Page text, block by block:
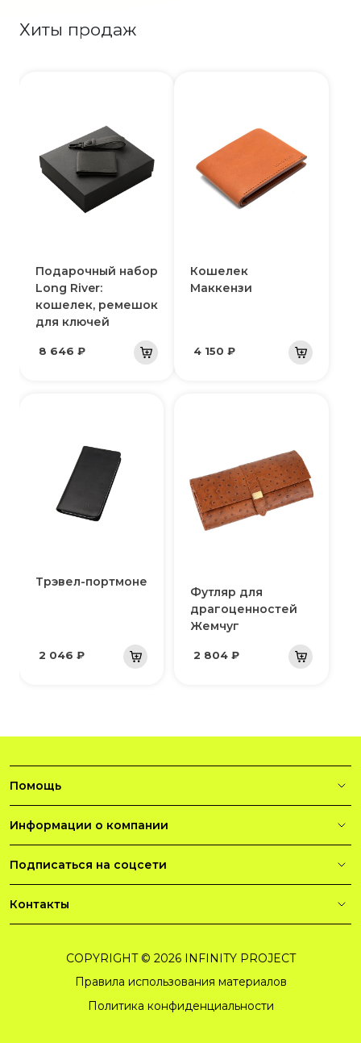
Хиты продаж
Подарочный набор
Long River:
кошелек, ремешок
для ключей
8 646 ₽
Кошелек
Маккензи
4 150 ₽
Трэвел-портмоне
2 046 ₽
Футляр для
драгоценностей
Жемчуг
2 804 ₽
Помощь
Информации о компании
Подписаться на соцсети
Контакты
COPYRIGHT © 2026 INFINITY PROJECT
Правила использования материалов
Политика конфиденциальности